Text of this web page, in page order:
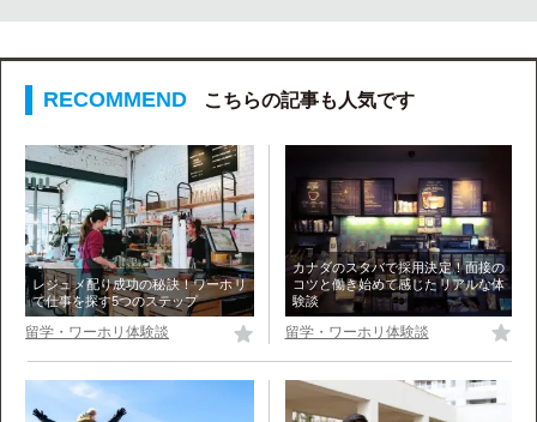
こちらの記事も人気です
レジュメ配り成功の秘訣！ワーホリ
で仕事を探す5つのステップ
留学・ワーホリ体験談
カナダのスタバで採用決定！面接の
コツと働き始めて感じたリアルな体
験談
留学・ワーホリ体験談